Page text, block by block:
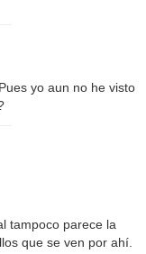
yo aun no he visto
tampoco parece la
que se ven por ahí.